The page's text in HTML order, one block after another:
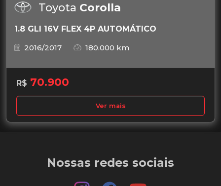
Toyota Corolla
1.8 GLI 16V FLEX 4P AUTOMÁTICO
2016/2017
180.000 km
R$ 70.900
Ver mais
Nossas redes sociais